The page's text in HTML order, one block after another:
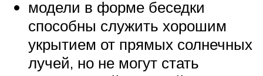
модели в форме беседки
способны служить хорошим
укрытием от прямых солнечных
лучей, но не могут стать